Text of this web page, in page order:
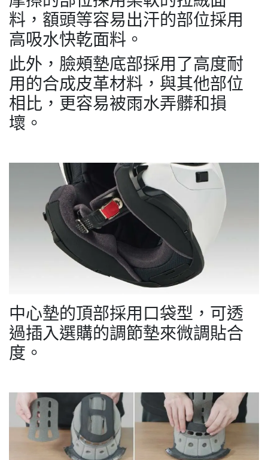
料，額頭等容易出汗的部位採用
高吸水快乾面料。
此外，臉頰墊底部採用了高度耐
用的合成皮革材料，與其他部位
相比，更容易被雨水弄髒和損
壞。
中心墊的頂部採用口袋型，可透
過插入選購的調節墊來微調貼合
度。